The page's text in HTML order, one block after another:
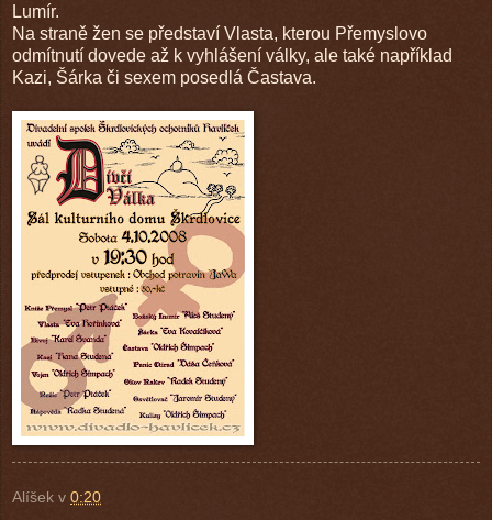
Lumír.
Na straně žen se představí Vlasta, kterou Přemyslovo
odmítnutí dovede až k vyhlášení války, ale také například
Kazi, Šárka či sexem posedlá Častava.
Alíšek v 0:20